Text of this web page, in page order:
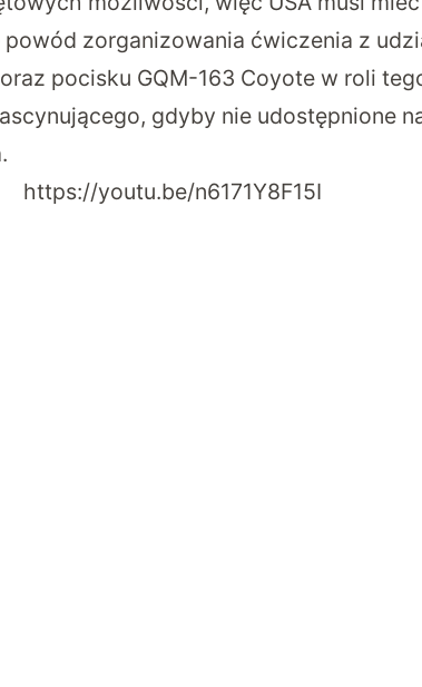
powód zorganizowania ćwiczenia z
pocisku GQM-163 Coyote w roli tego
gdyby nie udostępnione
https://youtu.be/n6171Y8F15I